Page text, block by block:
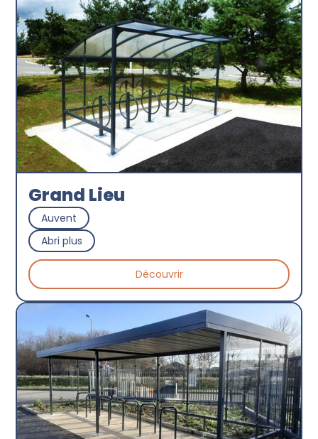
Grand Lieu
Auvent
Abri plus
Découvrir